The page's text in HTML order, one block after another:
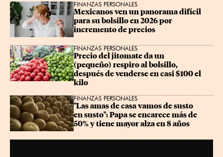
FINANZAS PERSONALES
Mexicanos ven un panorama difícil
para su bolsillo en 2026 por
incremento de precios
FINANZAS PERSONALES
Precio del jitomate da un
(pequeño) respiro al bolsillo,
después de venderse en casi $100 el
kilo
FINANZAS PERSONALES
"Las amas de casa vamos de susto
en susto": Papa se encarece más de
50% y tiene mayor alza en 8 años